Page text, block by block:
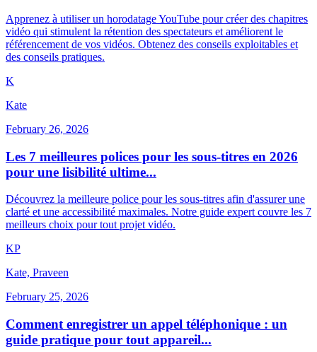
Apprenez à utiliser un horodatage YouTube pour créer des chapitres
vidéo qui stimulent la rétention des spectateurs et améliorent le
référencement de vos vidéos. Obtenez des conseils exploitables et
des conseils pratiques.
K
Kate
February 26, 2026
Les 7 meilleures polices pour les sous-titres en 2026
pour une lisibilité ultime...
Découvrez la meilleure police pour les sous-titres afin d'assurer une
clarté et une accessibilité maximales. Notre guide expert couvre les 7
meilleurs choix pour tout projet vidéo.
KP
Kate, Praveen
February 25, 2026
Comment enregistrer un appel téléphonique : un
guide pratique pour tout appareil...